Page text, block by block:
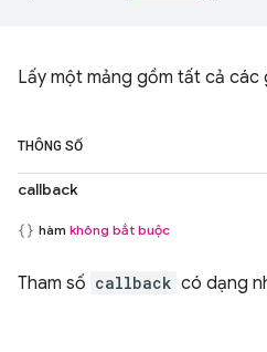
Lấy một mảng gồm tất cả các
THÔNG SỐ
callback
hàm không bắt buộc
Tham số callback có dạng